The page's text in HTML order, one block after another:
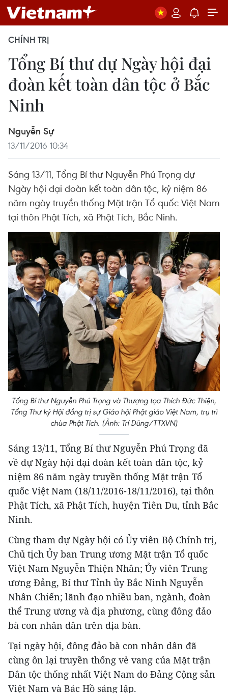
CHÍNH TRỊ
Tổng Bí thư dự Ngày hội đại
đoàn kết toàn dân tộc ở Bắc
Ninh
Nguyễn Sự
13/11/2016 10:34
Sáng 13/11, Tổng Bí thư Nguyễn Phú Trọng dự
Ngày hội đại đoàn kết toàn dân tộc, kỷ niệm 86
năm ngày truyền thống Mặt trận Tổ quốc Việt Nam
tại thôn Phật Tích, xã Phật Tích, Bắc Ninh.
Tổng Bí thư Nguyễn Phú Trọng và Thượng tọa Thích Đức Thiện,
Tổng Thư ký Hội đồng trị sự Giáo hội Phật giáo Việt Nam, trụ trì
chùa Phật Tích. (Ảnh: Trí Dũng/TTXVN)
Sáng 13/11, Tổng Bí thư Nguyễn Phú Trọng đã
về dự Ngày hội đại đoàn kết toàn dân tộc, kỷ
niệm 86 năm ngày truyền thống Mặt trận Tổ
quốc Việt Nam (18/11/2016-18/11/2016), tại thôn
Phật Tích, xã Phật Tích, huyện Tiên Du, tỉnh Bắc
Ninh.
Cùng tham dự Ngày hội có Ủy viên Bộ Chính trị,
Chủ tịch Ủy ban Trung ương Mặt trận Tổ quốc
Việt Nam Nguyễn Thiện Nhân; Ủy viên Trung
ương Đảng, Bí thư Tỉnh ủy Bắc Ninh Nguyễn
Nhân Chiến; lãnh đạo nhiều ban, ngành, đoàn
thể Trung ương và địa phương, cùng đông đảo
bà con nhân dân trên địa bàn.
Tại ngày hội, đông đảo bà con nhân dân đã
cùng ôn lại truyền thống vẻ vang của Mặt trận
Dân tộc thống nhất Việt Nam do Đảng Cộng sản
Việt Nam và Bác Hồ sáng lập.